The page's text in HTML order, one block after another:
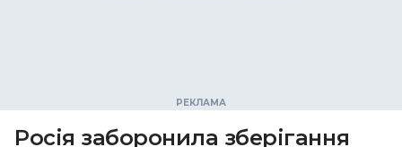
Росія заборонила зберігання